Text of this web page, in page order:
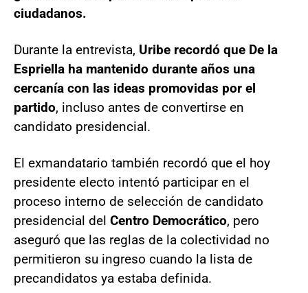
ciudadanos.
Durante la entrevista, Uribe recordó que De la
Espriella ha mantenido durante años una
cercanía con las ideas promovidas por el
partido, incluso antes de convertirse en
candidato presidencial.
El exmandatario también recordó que el hoy
presidente electo intentó participar en el
proceso interno de selección de candidato
presidencial del Centro Democrático, pero
aseguró que las reglas de la colectividad no
permitieron su ingreso cuando la lista de
precandidatos ya estaba definida.